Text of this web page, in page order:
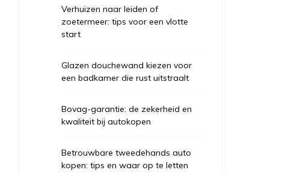
Verhuizen naar leiden of
zoetermeer: tips voor een vlotte
start
Glazen douchewand kiezen voor
een badkamer die rust uitstraalt
Bovag-garantie: de zekerheid en
kwaliteit bij autokopen
Betrouwbare tweedehands auto
kopen: tips en waar op te letten